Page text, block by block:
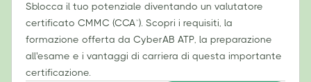
Sblocca il tuo potenziale diventando un valutatore
certificato CMMC (CCA™). Scopri i requisiti, la
formazione offerta da CyberAB ATP, la preparazione
all'esame e i vantaggi di carriera di questa importante
certificazione.